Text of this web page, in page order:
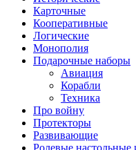
Карточные
Кооперативные
Логические
Монополия
Подарочные наборы
Авиация
Корабли
Техника
Про войну
Протекторы
Развивающие
Ролевые настольные